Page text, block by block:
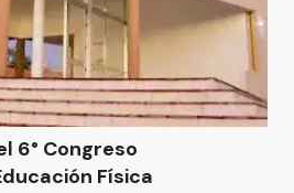
6° Congreso
Física